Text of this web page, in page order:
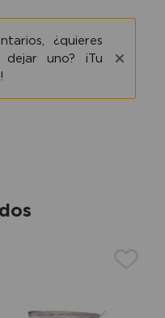
¿quieres
uno? ¡Tu